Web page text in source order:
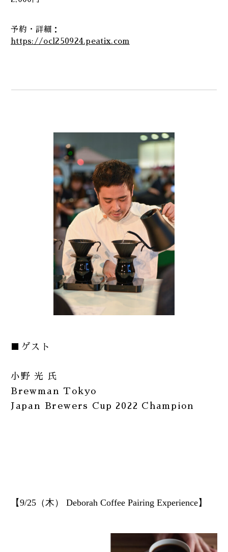
予約・詳細：
https://ocl250924.peatix.com
■ゲスト
小野 光 氏
Brewman Tokyo
Japan Brewers Cup 2022 Champion
【9/25（木） Deborah Coffee Pairing Experience】